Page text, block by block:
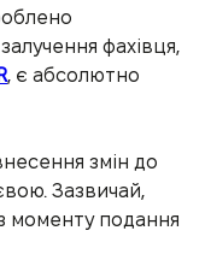
фахівця,
, є абсолютно
змін до
Зазвичай,
моменту подання